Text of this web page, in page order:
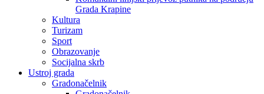
Grada Krapine
Kultura
Turizam
Sport
Obrazovanje
Socijalna skrb
Ustroj grada
Gradonačelnik